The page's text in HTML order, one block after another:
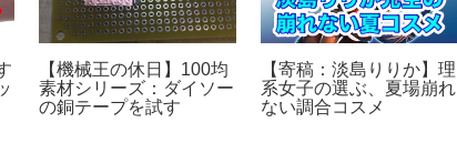
【機械王の休日】100均
素材シリーズ：ダイソー
の銅テープを試す
【寄稿：淡島りりか】理
系女子の選ぶ、夏場崩れ
ない調合コスメ